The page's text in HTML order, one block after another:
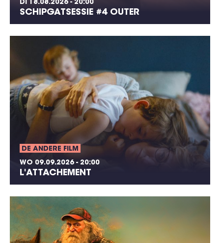
DI 18.08.2026 - 20:00
SCHIPGATSESSIE #4 OUTER
DE ANDERE FILM
WO 09.09.2026 - 20:00
L'ATTACHEMENT